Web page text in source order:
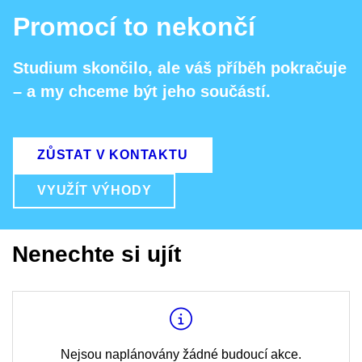
Promocí to nekončí
Studium skončilo, ale váš příběh pokračuje
– a my chceme být jeho součástí.
ZŮSTAT V KONTAKTU
VYUŽÍT VÝHODY
Nenechte si ujít
Nejsou naplánovány žádné budoucí akce.